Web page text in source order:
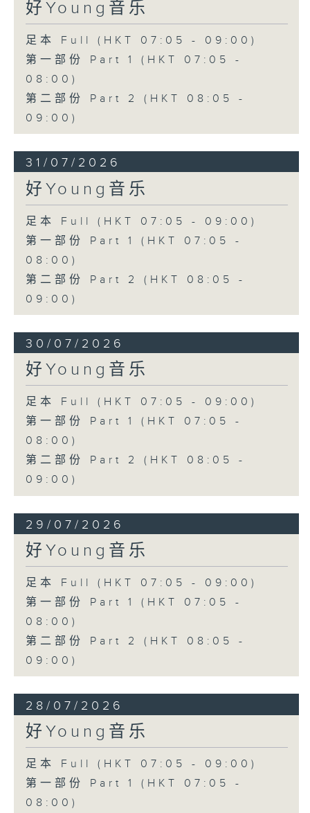
好Young音乐
足本 Full (HKT 07:05 - 09:00)
第一部份 Part 1 (HKT 07:05 -
08:00)
第二部份 Part 2 (HKT 08:05 -
09:00)
31/07/2026
好Young音乐
足本 Full (HKT 07:05 - 09:00)
第一部份 Part 1 (HKT 07:05 -
08:00)
第二部份 Part 2 (HKT 08:05 -
09:00)
30/07/2026
好Young音乐
足本 Full (HKT 07:05 - 09:00)
第一部份 Part 1 (HKT 07:05 -
08:00)
第二部份 Part 2 (HKT 08:05 -
09:00)
29/07/2026
好Young音乐
足本 Full (HKT 07:05 - 09:00)
第一部份 Part 1 (HKT 07:05 -
08:00)
第二部份 Part 2 (HKT 08:05 -
09:00)
28/07/2026
好Young音乐
足本 Full (HKT 07:05 - 09:00)
第一部份 Part 1 (HKT 07:05 -
08:00)